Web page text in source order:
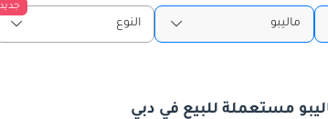
ماليبو النوع
مستعملة للبيع في دبي